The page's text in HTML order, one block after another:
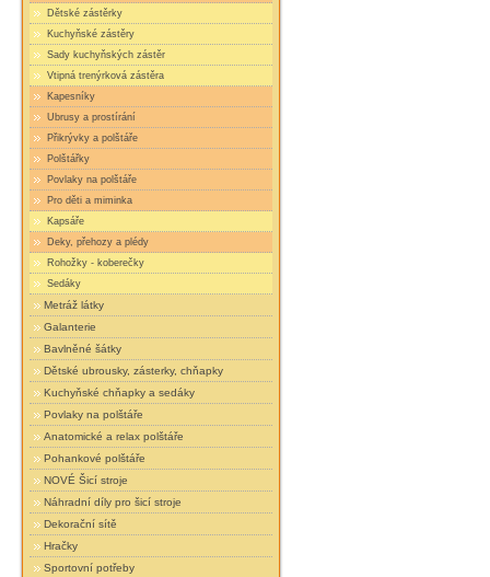
Dětské zástěrky
Kuchyňské zástěry
Sady kuchyňských zástěr
Vtipná trenýrková zástěra
Kapesníky
Ubrusy a prostírání
Přikrývky a polštáře
Polštářky
Povlaky na polštáře
Pro děti a miminka
Kapsáře
Deky, přehozy a plédy
Rohožky - koberečky
Sedáky
Metráž látky
Galanterie
Bavlněné šátky
Dětské ubrousky, zásterky, chňapky
Kuchyňské chňapky a sedáky
Povlaky na polštáře
Anatomické a relax polštáře
Pohankové polštáře
NOVÉ Šicí stroje
Náhradní díly pro šicí stroje
Dekorační sítě
Hračky
Sportovní potřeby